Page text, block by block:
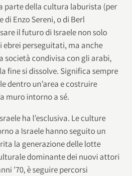
parte della cultura laburista (per
Enzo Sereni, o di Berl
il futuro di Israele non solo
ebrei perseguitati, ma anche
società condivisa con gli arabi,
fine si dissolve. Significa sempre
dentro un’area e costruire
muro intorno a sé.
ha l’esclusiva. Le culture
a Israele hanno seguito un
la generazione delle lotte
dominante dei nuovi attori
’70, è seguire percorsi